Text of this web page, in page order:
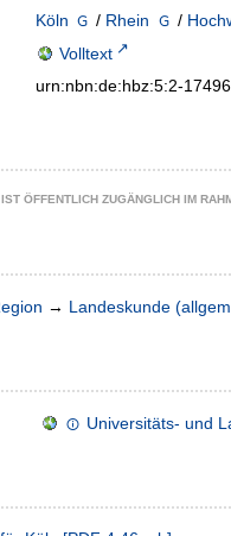
Köln / Rhein /
Volltext
urn:nbn:de:hbz:5:2-17496
ÖFFENTLICH ZUGÄNGLICH IM
→ Landeskunde
Universitäts- und